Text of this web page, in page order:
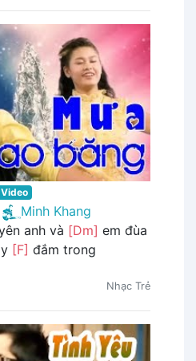
Video
Minh Khang
anh và [Dm] em đùa
[F] đắm trong
Nhạc Trẻ